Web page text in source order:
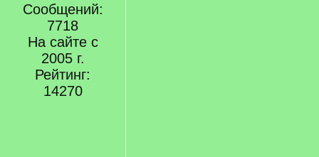
Сообщений:
7718
На сайте с
2005 г.
Рейтинг:
14270